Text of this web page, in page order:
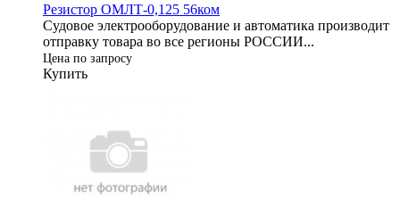
Резистор ОМЛТ-0,125 56ком
Судовое электрооборудование и автоматика производит
отправку товара во все регионы РОССИИ...
Цена по запросу
Купить